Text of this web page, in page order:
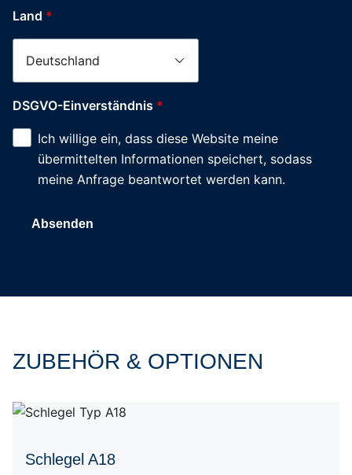
Land *
DSGVO-Einverständnis *
Ich willige ein, dass diese Website meine
übermittelten Informationen speichert, sodass
meine Anfrage beantwortet werden kann.
Absenden
ZUBEHÖR & OPTIONEN
Schlegel A18